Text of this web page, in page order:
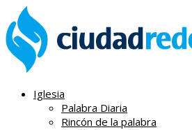
Iglesia
Palabra Diaria
Rincón de la palabra